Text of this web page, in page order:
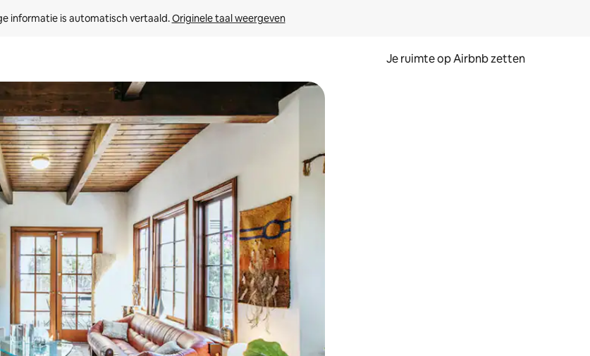
informatie is automatisch vertaald. Originele taal weergeven
Je ruimte op Airbnb zetten
je de pijltjestoetsen omhoog en omlaag, óf door te tikken of swipen.